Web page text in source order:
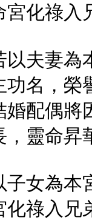
祿入兄
妻為本
功名，榮
婚配偶將
，靈命昇
為本宮
化祿入兄